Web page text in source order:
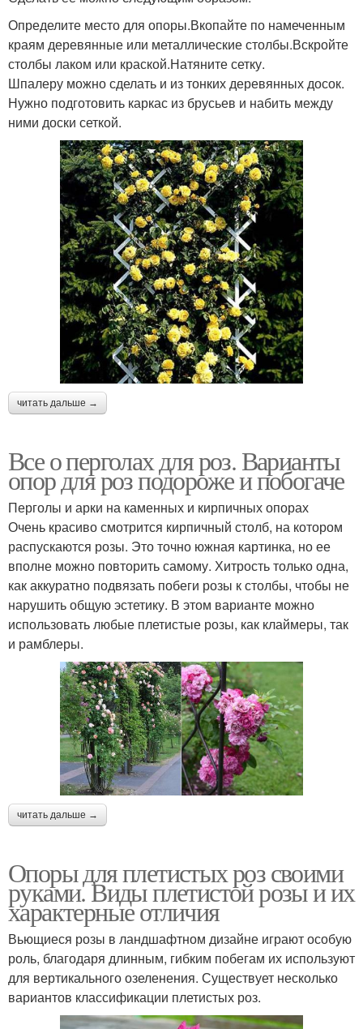
Определите место для опоры.Вкопайте по намеченным
краям деревянные или металлические столбы.Вскройте
столбы лаком или краской.Натяните сетку.
Шпалеру можно сделать и из тонких деревянных досок.
Нужно подготовить каркас из брусьев и набить между
ними доски сеткой.
читать дальше →
Все о перголах для роз. Варианты
опор для роз подороже и побогаче
Перголы и арки на каменных и кирпичных опорах
Очень красиво смотрится кирпичный столб, на котором
распускаются розы. Это точно южная картинка, но ее
вполне можно повторить самому. Хитрость только одна,
как аккуратно подвязать побеги розы к столбы, чтобы не
нарушить общую эстетику. В этом варианте можно
использовать любые плетистые розы, как клаймеры, так
и рамблеры.
читать дальше →
Опоры для плетистых роз своими
руками. Виды плетистой розы и их
характерные отличия
Вьющиеся розы в ландшафтном дизайне играют особую
роль, благодаря длинным, гибким побегам их используют
для вертикального озеленения. Существует несколько
вариантов классификации плетистых роз.